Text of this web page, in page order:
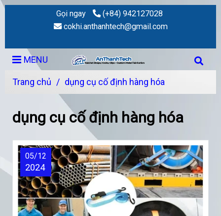
Gọi ngay
(+84) 942127028
cokhi.anthanhtech@gmail.com
MENU
Trang chủ / dụng cụ cố định hàng hóa
dụng cụ cố định hàng hóa
05/12
2024